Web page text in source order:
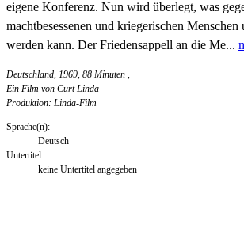
eigene Konferenz. Nun wird überlegt, was
machtbesessenen und kriegerischen Menschen
werden kann. Der Friedensappell an die Me...
Deutschland, 1969, 88 Minuten
Ein Film von Curt Linda
Produktion: Linda-Film
Sprache(n):
Deutsch
Untertitel:
keine Untertitel angegeben